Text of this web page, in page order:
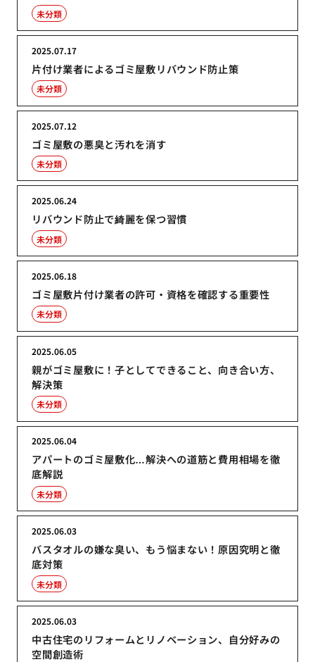
未分類
片付け業者によるゴミ屋敷リバウンド防止策
2025.07.17
未分類
ゴミ屋敷の悪臭と汚れを消す
2025.07.12
未分類
リバウンド防止で綺麗を保つ習慣
2025.06.24
未分類
ゴミ屋敷片付け業者の許可・資格を確認する重要性
2025.06.18
未分類
親がゴミ屋敷に！子としてできること、向き合い方、
解決策
2025.06.05
未分類
アパートのゴミ屋敷化…解決への道筋と費用相場を徹
底解説
2025.06.04
未分類
バスタオルの嫌な臭い、もう悩まない！原因究明と徹
底対策
2025.06.03
未分類
中古住宅のリフォームとリノベーション、自分好みの
空間創造術
2025.06.03